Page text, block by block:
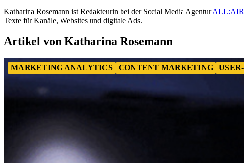
Katharina Rosemann ist Redakteurin bei der Social Media Agentur
Texte für Kanäle, Websites und digitale Ads.
Artikel von Katharina Rosemann
MARKETING ANALYTICS CONTENT MARKETING